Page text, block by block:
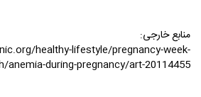
منابع خارجی:
healthy-lifestyle/pregnancy-week-
anemia-during-pregnancy/art-20114455